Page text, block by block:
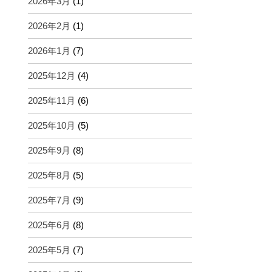
2026年2月 (1)
2026年1月 (7)
2025年12月 (4)
2025年11月 (6)
2025年10月 (5)
2025年9月 (8)
2025年8月 (5)
2025年7月 (9)
2025年6月 (8)
2025年5月 (7)